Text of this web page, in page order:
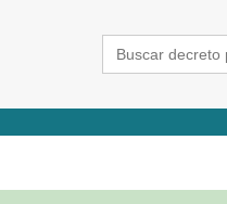
Search
for: